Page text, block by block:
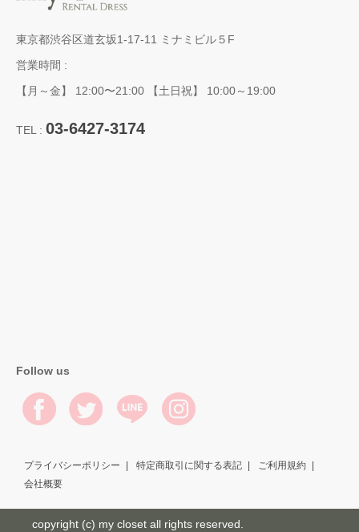
東京都渋谷区道玄坂1-17-11 ミナミビル５F
営業時間 :
【月～金】 12:00〜21:00 【土日祝】 10:00～19:00
TEL : 03-6427-3174
Follow us
プライバシーポリシー 特定商取引に関する表記
ご利用規約
会社概要
copyright (c) my closet all rights reserved.